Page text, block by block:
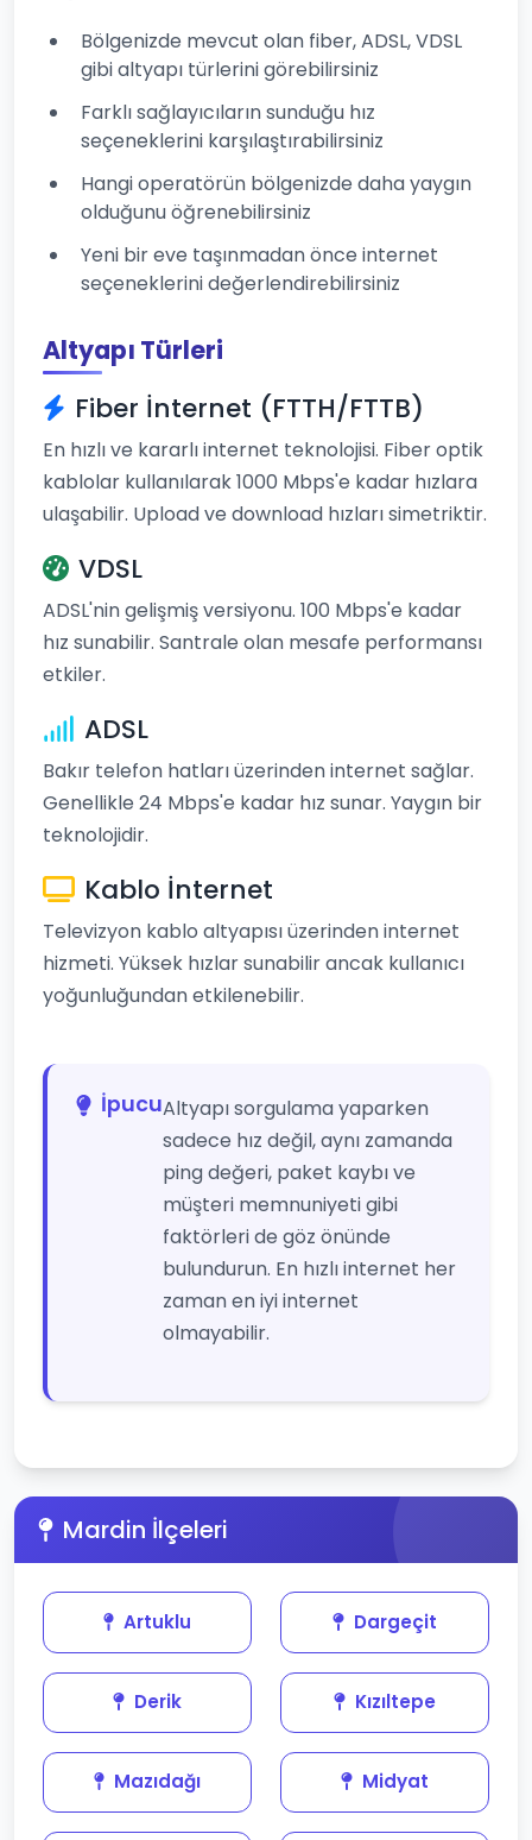
Bölgenizde mevcut olan fiber, ADSL, VDSL
gibi altyapı türlerini görebilirsiniz
Farklı sağlayıcıların sunduğu hız
seçeneklerini karşılaştırabilirsiniz
Hangi operatörün bölgenizde daha yaygın
olduğunu öğrenebilirsiniz
Yeni bir eve taşınmadan önce internet
seçeneklerini değerlendirebilirsiniz
Altyapı Türleri
Fiber İnternet (FTTH/FTTB)
En hızlı ve kararlı internet teknolojisi. Fiber optik
kablolar kullanılarak 1000 Mbps'e kadar hızlara
ulaşabilir. Upload ve download hızları simetriktir.
VDSL
ADSL'nin gelişmiş versiyonu. 100 Mbps'e kadar
hız sunabilir. Santrale olan mesafe performansı
etkiler.
ADSL
Bakır telefon hatları üzerinden internet sağlar.
Genellikle 24 Mbps'e kadar hız sunar. Yaygın bir
teknolojidir.
Kablo İnternet
Televizyon kablo altyapısı üzerinden internet
hizmeti. Yüksek hızlar sunabilir ancak kullanıcı
yoğunluğundan etkilenebilir.
İpucuAltyapı sorgulama yaparken
sadece hız değil, aynı zamanda
ping değeri, paket kaybı ve
müşteri memnuniyeti gibi
faktörleri de göz önünde
bulundurun. En hızlı internet her
zaman en iyi internet
olmayabilir.
Mardin İlçeleri
Artuklu Dargeçit
Derik Kızıltepe
Mazıdağı Midyat